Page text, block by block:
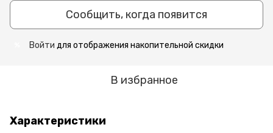
Сообщить, когда появится
Войти для отображения накопительной скидки
В избранное
Характеристики